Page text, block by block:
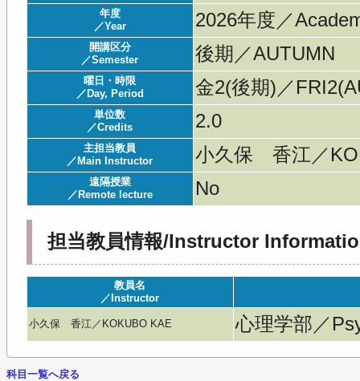
年度
／Year
2026年度／
開講区分
／Semester
後期／AUTUMN
曜日・時限
／Day, Period
金2(後期)／
単位数
／Credits
2.0
主担当教員
／Main Instructor
小久保 香江／
遠隔授業
／Remote lecture
No
担当教員情報/Instructor
教員名
／Instructor
小久保 香江／KOKUBO KAE 心理学部／
科目一覧へ戻る